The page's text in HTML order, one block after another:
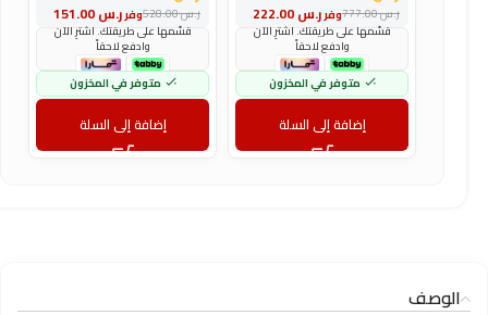
وفرر.س ر.س777.00
قسّمها على طريقتك. اشترِ الآن
وادفع لاحقاً
متوفر في المخزون
إضافة إلى السلة
وفرر.س ر.س528.00
قسّمها على طريقتك. اشترِ الآن
وادفع لاحقاً
متوفر في المخزون
إضافة إلى السلة
الوصف